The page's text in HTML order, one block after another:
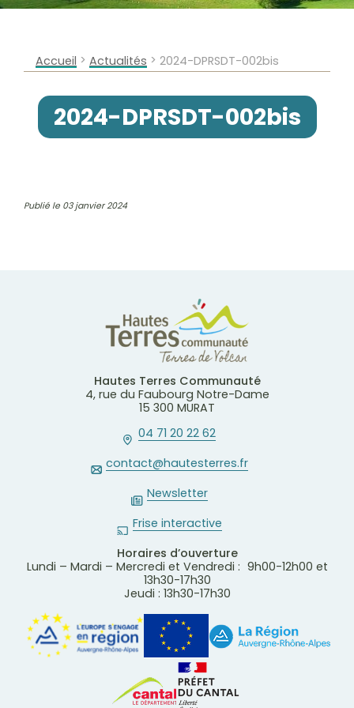
Accueil > Actualités > 2024-DPRSDT-002bis
2024-DPRSDT-002bis
Publié le 03 janvier 2024
Hautes Terres Communauté
4, rue du Faubourg Notre-Dame
15 300 MURAT
04 71 20 22 62
contact@hautesterres.fr
Newsletter
Frise interactive
Horaires d’ouverture
Lundi – Mardi – Mercredi et Vendredi : 9h00-12h00 et
13h30-17h30
Jeudi : 13h30-17h30